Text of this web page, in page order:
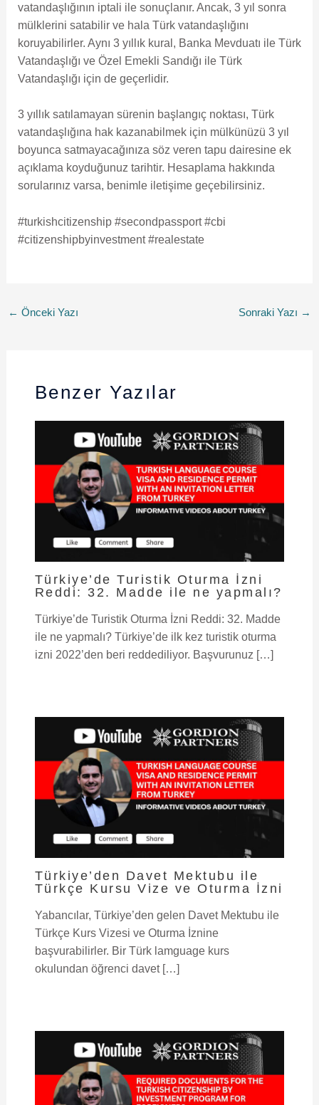
vatandaşlığının iptali ile sonuçlanır. Ancak, 3 yıl sonra
mülklerini satabilir ve hala Türk vatandaşlığını
koruyabilirler. Aynı 3 yıllık kural, Banka Mevduatı ile Türk
Vatandaşlığı ve Özel Emekli Sandığı ile Türk
Vatandaşlığı için de geçerlidir.
3 yıllık satılamayan sürenin başlangıç noktası, Türk
vatandaşlığına hak kazanabilmek için mülkünüzü 3 yıl
boyunca satmayacağınıza söz veren tapu dairesine ek
açıklama koyduğunuz tarihtir. Hesaplama hakkında
sorularınız varsa, benimle iletişime geçebilirsiniz.
#turkishcitizenship #secondpassport #cbi
#citizenshipbyinvestment #realestate
← Önceki Yazı Sonraki Yazı →
Benzer Yazılar
Türkiye’de Turistik Oturma İzni
Reddi: 32. Madde ile ne yapmalı?
Türkiye’de Turistik Oturma İzni Reddi: 32. Madde
ile ne yapmalı? Türkiye’de ilk kez turistik oturma
izni 2022’den beri reddediliyor. Başvurunuz […]
Türkiye’den Davet Mektubu ile
Türkçe Kursu Vize ve Oturma İzni
Yabancılar, Türkiye’den gelen Davet Mektubu ile
Türkçe Kurs Vizesi ve Oturma İznine
başvurabilirler. Bir Türk lamguage kurs
okulundan öğrenci davet […]